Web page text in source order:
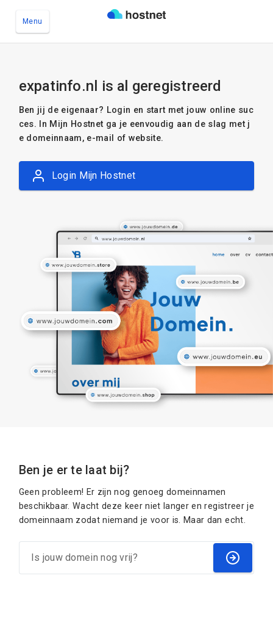
Menu
expatinfo.nl is al geregistreerd
Ben jij de eigenaar? Login en start met jouw online suc
ces. In Mijn Hostnet ga je eenvoudig aan de slag met j
e domeinnaam, e-mail of website.
Login Mijn Hostnet
Ben je er te laat bij?
Geen probleem! Er zijn nog genoeg domeinnamen
beschikbaar. Wacht deze keer niet langer en registreer je
domeinnaam zodat niemand je voor is. Maar dan echt.